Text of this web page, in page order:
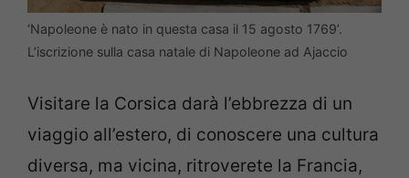
‘Napoleone è nato in questa casa il 15 agosto 1769’.
L’iscrizione sulla casa natale di Napoleone ad Ajaccio
Visitare la Corsica darà l’ebbrezza di un
viaggio all’estero, di conoscere una cultura
diversa, ma vicina, ritroverete la Francia,